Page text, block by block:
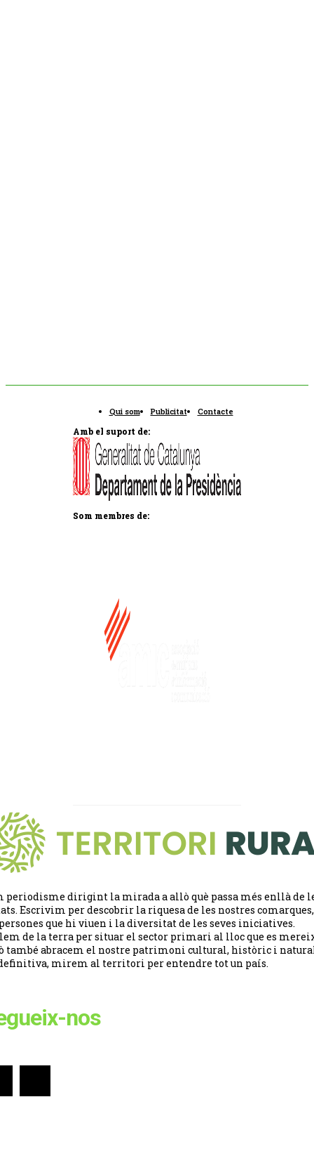
Qui som Publicitat Contacte
Amb el suport de:
Som membres de:
periodisme dirigint la mirada a allò què passa més enllà de
Escrivim per descobrir la riquesa de les nostres
que hi viuen i la diversitat de les seves iniciatives.
de la terra per situar el sector primari al lloc que es
també abracem el nostre patrimoni cultural, històric i
mirem al territori per entendre tot un país.
nos